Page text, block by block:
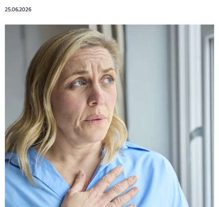
25.06.2026